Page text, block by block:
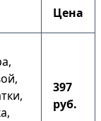
Цена
397
руб.